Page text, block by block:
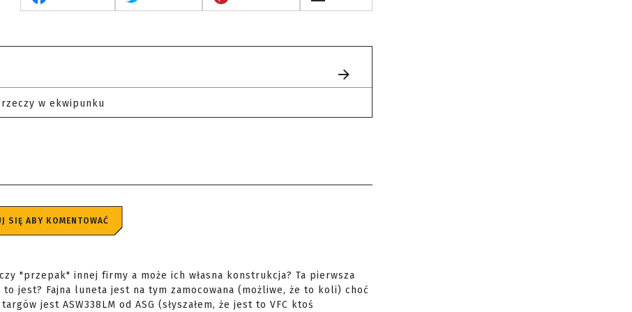
rzeczy w ekwipunku
SIĘ ABY KOMENTOWAĆ
"przepak" innej firmy a może ich własna konstrukcja? Ta pierwsza
jest? Fajna luneta jest na tym zamocowana (możliwe, że to koli) choć
jest ASW338LM od ASG (słyszałem, że jest to VFC ktoś